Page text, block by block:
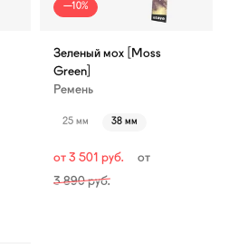
—10%
Зеленый мох [Moss
Green]
Ремень
25 мм 38 мм
от 3 501 руб.
от
3 890руб.